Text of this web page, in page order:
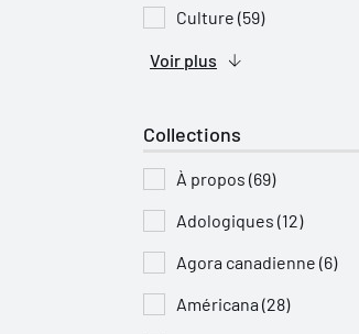
Culture (59)
Voir plus
Collections
À propos (69)
Adologiques (12)
Agora canadienne (6)
Américana (28)